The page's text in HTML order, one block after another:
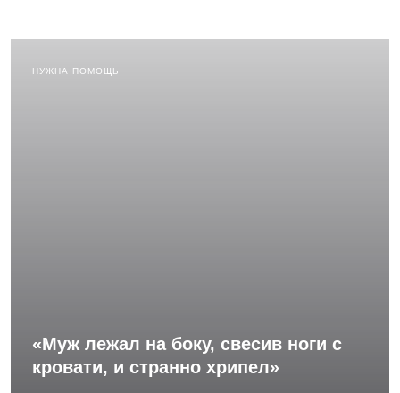
НУЖНА ПОМОЩЬ
«Муж лежал на боку, свесив ноги с
кровати, и странно хрипел»